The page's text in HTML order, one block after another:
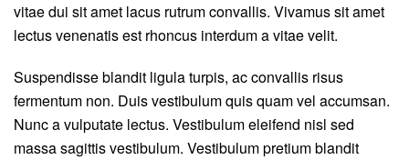
vitae dui sit amet lacus rutrum convallis. Vivamus sit amet
lectus venenatis est rhoncus interdum a vitae velit.
Suspendisse blandit ligula turpis, ac convallis risus
fermentum non. Duis vestibulum quis quam vel accumsan.
Nunc a vulputate lectus. Vestibulum eleifend nisl sed
massa sagittis vestibulum. Vestibulum pretium blandit